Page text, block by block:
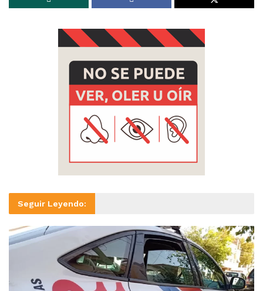
Seguir Leyendo: